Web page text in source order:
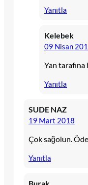
Yanıtla
Kelebek
09 Nisan
Yan tarafına
Yanıtla
SUDE NAZ
19 Mart 2018
Çok sağolun.
Yanıtla